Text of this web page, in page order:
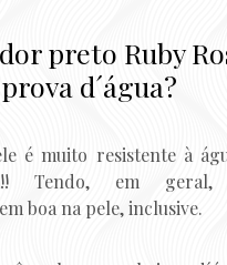
preto Ruby
d´água?
é muito resistente à
Tendo, em geral,
boa na pele, inclusive.